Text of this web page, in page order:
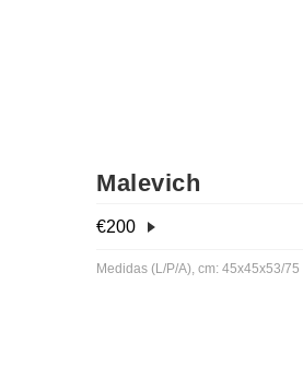
Malevich
€200
Medidas (L/P/A), cm: 45x45x53/75